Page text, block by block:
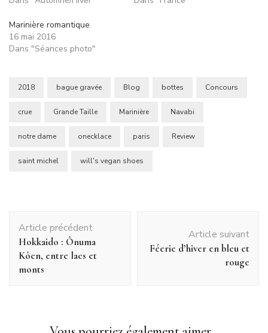
Marinière romantique
16 mai 2016
Dans "Séances photo"
2018 bague gravée Blog bottes Concours
crue Grande Taille Marinière Navabi
notre dame onecklace paris Review
saint michel will's vegan shoes
d'article
Article précédent
Hokkaido : Ônuma
Kôen, entre lacs et
monts
Article suivant
Féerie d’hiver en bleu et
rouge